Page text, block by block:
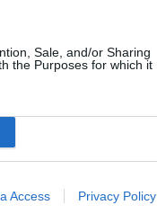
Sale, and/or Sharing
the Purposes for which it
Access Privacy Policy